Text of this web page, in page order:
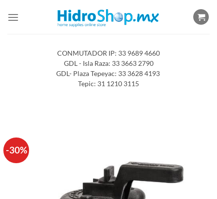
CONMUTADOR IP: 33 9689 4660
GDL - Isla Raza: 33 3663 2790
GDL- Plaza Tepeyac: 33 3628 4193
Tepic: 31 1210 3115
-30%